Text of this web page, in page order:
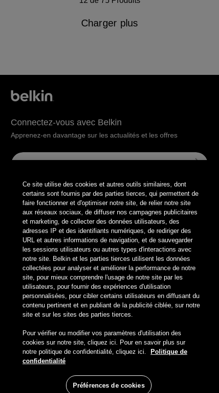
Charger plus
Compte
Produits
Entreprise
Soutien
© Belkin 2024 | Tous droits réservés |
Security| Your Privacy Choices
Connectez-vous avec Belkin
Apprenez-en davantage sur les actualités et les offres
Belkin Twitter
Belkin Facebook
Belkin Instagram
Belkin LinkedIn
Belkin Youtube
Belkin TikTok
Ce site utilise des cookies et autres outils similaires, dont
certains sont fournis par des parties tierces, qui permettent de
faire fonctionner et d'optimiser notre site, de relier notre site
aux réseaux sociaux, de diffuser nos campagnes publicitaires
et marketing, de collecter des données utilisateurs, des
adresses IP et des identifiants numériques, de rediriger des
URL et autres informations de navigation, et de sauvegarder
les sessions utilisateurs ou autres types d'interactions avec
notre site. Belkin et les parties tierces utilisent les données
collectées pour analyser et améliorer la performance de notre
site, pour mieux comprendre l'usage de notre site par les
utilisateurs, pour fournir des expériences d'utilisation
personnalisées, pour cibler certains utilisateurs en diffusant du
contenu pertinent et en publiant de la publicité ciblée, sur notre
site et sur les sites des parties tierces.
Pour vérifier ou modifier vos paramètres d'utilisation des
cookies sur notre site, cliquez ici. Pour en savoir plus sur
notre politique de confidentialité, cliquez ici.
Politique de
confidentialité
Préférences de cookies